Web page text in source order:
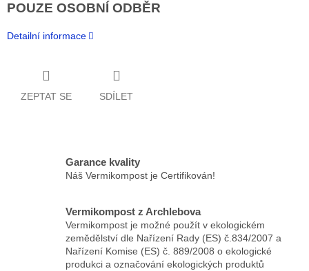
POUZE OSOBNÍ ODBĚR
Detailní informace
ZEPTAT SE SDÍLET
Garance kvality
Náš Vermikompost je Certifikován!
Vermikompost z Archlebova
Vermikompost je možné použít v ekologickém
zemědělství dle Nařízení Rady (ES) č.834/2007 a
Nařízení Komise (ES) č. 889/2008 o ekologické
produkci a označování ekologických produktů